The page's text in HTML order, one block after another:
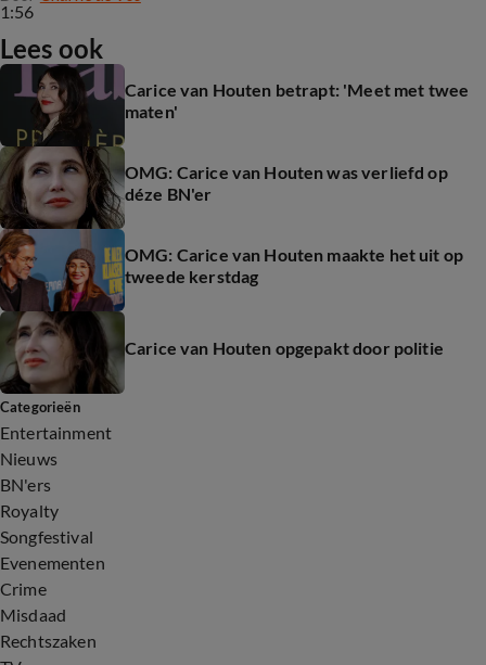
1:56
Lees ook
Carice van Houten betrapt: 'Meet met twee
maten'
OMG: Carice van Houten was verliefd op
déze BN'er
OMG: Carice van Houten maakte het uit op
tweede kerstdag
Carice van Houten opgepakt door politie
Categorieën
Entertainment
Nieuws
BN'ers
Royalty
Songfestival
Evenementen
Crime
Misdaad
Rechtszaken